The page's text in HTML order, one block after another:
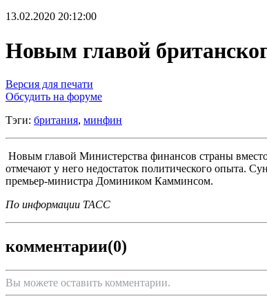
13.02.2020 20:12:00
Новым главой
Версия для печати
Обсудить на форуме
Тэги: британия, минфин
Новым главой Министерства финансов страны
отмечают у него недостаток политического опыта.
премьер-министра Домиником Камминсом.
По информации ТАСС
комментарии(0)
Вы можете оставить комментарии.